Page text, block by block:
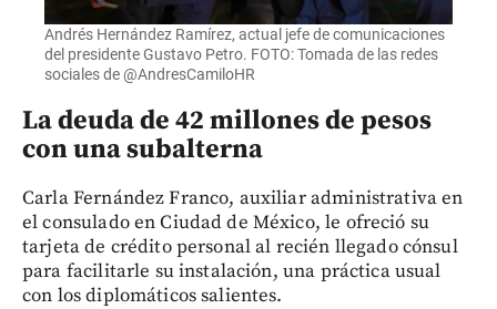
Andrés Hernández Ramírez, actual jefe de comunicaciones
del presidente Gustavo Petro. FOTO: Tomada de las redes
sociales de @AndresCamiloHR
La deuda de 42 millones de pesos
con una subalterna
Carla Fernández Franco, auxiliar administrativa en
el consulado en Ciudad de México, le ofreció su
tarjeta de crédito personal al recién llegado cónsul
para facilitarle su instalación, una práctica usual
con los diplomáticos salientes.